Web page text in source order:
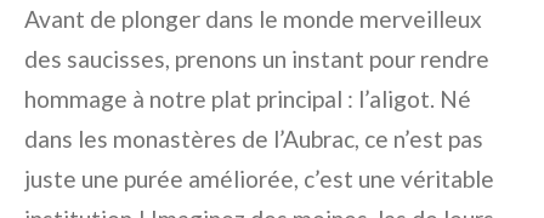
Avant de plonger dans le monde merveilleux
des saucisses, prenons un instant pour rendre
hommage à notre plat principal : l’aligot. Né
dans les monastères de l’Aubrac, ce n’est pas
juste une purée améliorée, c’est une véritable